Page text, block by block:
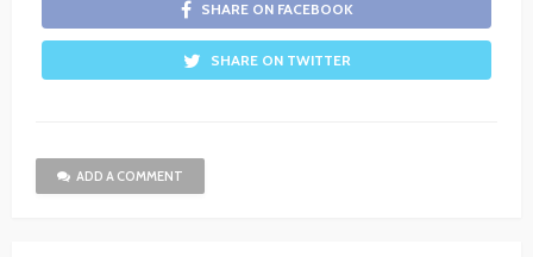
SHARE ON FACEBOOK
SHARE ON TWITTER
ADD A COMMENT